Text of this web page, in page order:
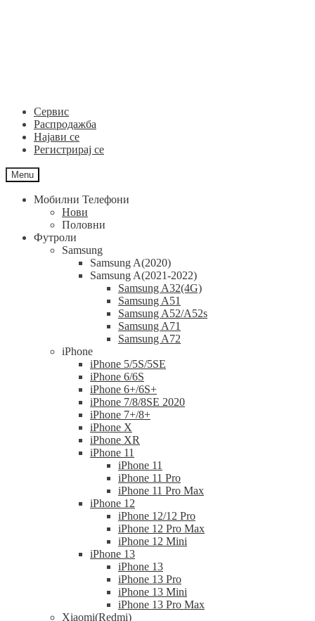
Сервис
Распродажба
Најави се
Регистрирај се
Menu
Мобилни Телефони
Нови
Половни
Футроли
Samsung
Samsung A(2020)
Samsung A(2021-2022)
Samsung A32(4G)
Samsung A51
Samsung A52/A52s
Samsung A71
Samsung A72
iPhone
iPhone 5/5S/5SE
iPhone 6/6S
iPhone 6+/6S+
iPhone 7/8/8SE 2020
iPhone 7+/8+
iPhone X
iPhone XR
iPhone 11
iPhone 11
iPhone 11 Pro
iPhone 11 Pro Max
iPhone 12
iPhone 12/12 Pro
iPhone 12 Pro Max
iPhone 12 Mini
iPhone 13
iPhone 13
iPhone 13 Pro
iPhone 13 Mini
iPhone 13 Pro Max
Xiaomi(Redmi)